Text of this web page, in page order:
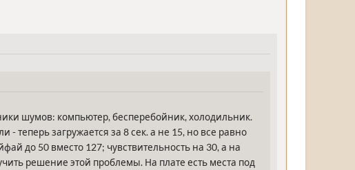
шумов: компьютер, бесперебойник, холодильник.
теперь загружается за 8 сек. а не 15, но все равно
до 50 вместо 127; чувствительность на 30, а на
решение этой проблемы. На плате есть места под